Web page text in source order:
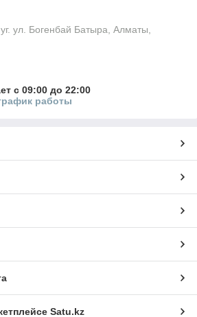
ул. Богенбай Батыра, Алматы,
с 09:00 до 22:00
работы
Satu.kz